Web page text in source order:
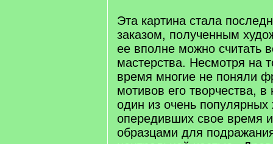
Эта картина стала
заказом, полученным
ее вполне можно считать
мастерства. Несмотря на
время многие не поняли
мотивов его творчества,
один из очень популярных
опередивших свое время
образцами для